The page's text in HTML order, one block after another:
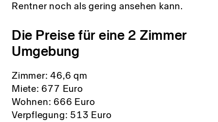
Rentner noch als gering ansehen kann.
Die Preise für eine 2 Zimmer
Umgebung
Zimmer: 46,6 qm
Miete: 677 Euro
Wohnen: 666 Euro
Verpflegung: 513 Euro